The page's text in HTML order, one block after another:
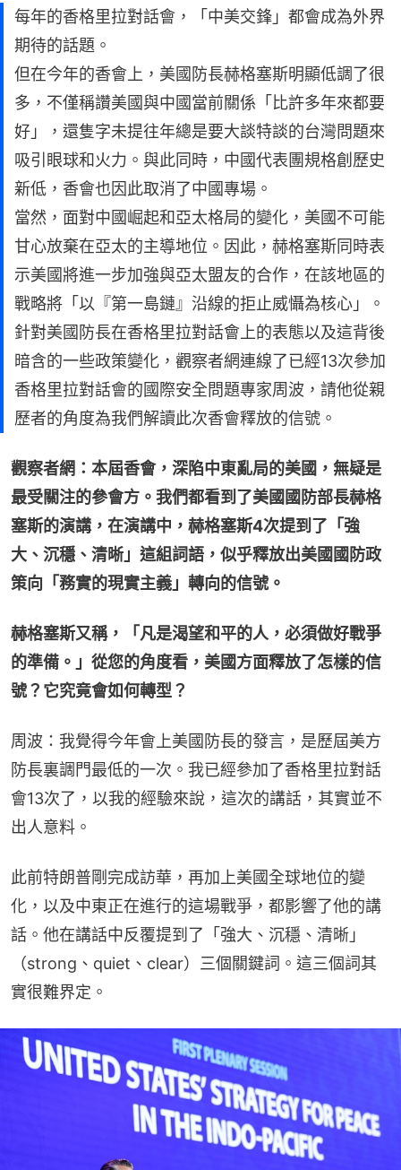
每年的香格里拉對話會，「中美交鋒」都會成為外界
期待的話題。
但在今年的香會上，美國防長赫格塞斯明顯低調了很
多，不僅稱讚美國與中國當前關係「比許多年來都要
好」，還隻字未提往年總是要大談特談的台灣問題來
吸引眼球和火力。與此同時，中國代表團規格創歷史
新低，香會也因此取消了中國專場。
當然，面對中國崛起和亞太格局的變化，美國不可能
甘心放棄在亞太的主導地位。因此，赫格塞斯同時表
示美國將進一步加強與亞太盟友的合作，在該地區的
戰略將「以『第一島鏈』沿線的拒止威懾為核心」。
針對美國防長在香格里拉對話會上的表態以及這背後
暗含的一些政策變化，觀察者網連線了已經13次參加
香格里拉對話會的國際安全問題專家周波，請他從親
歷者的角度為我們解讀此次香會釋放的信號。
觀察者網：本屆香會，深陷中東亂局的美國，無疑是
最受關注的參會方。我們都看到了美國國防部長赫格
塞斯的演講，在演講中，赫格塞斯4次提到了「強
大、沉穩、清晰」這組詞語，似乎釋放出美國國防政
策向「務實的現實主義」轉向的信號。
赫格塞斯又稱，「凡是渴望和平的人，必須做好戰爭
的準備。」從您的角度看，美國方面釋放了怎樣的信
號？它究竟會如何轉型？
周波：我覺得今年會上美國防長的發言，是歷屆美方
防長裏調門最低的一次。我已經參加了香格里拉對話
會13次了，以我的經驗來說，這次的講話，其實並不
出人意料。
此前特朗普剛完成訪華，再加上美國全球地位的變
化，以及中東正在進行的這場戰爭，都影響了他的講
話。他在講話中反覆提到了「強大、沉穩、清晰」
（strong、quiet、clear）三個關鍵詞。這三個詞其
實很難界定。